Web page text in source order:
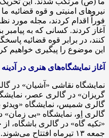
نیروهای امنیتی و قوه قضائیه
فوراً اقدام کردند، مجله مورد
آغاز کردند. کسانی که به پیامبر
کنند، در برابر قوه قضائیه
این موضوع را پیگیری خواهیم
آغاز نمایشگاه‌های هنری در آدینه
نمایشگاه نقاشی «آشیان» در
گریزان» در گالری عصر،
گالری شمیس، نمایشگاه «ویدئو
گالری اِو، نمایشگاه «بی زمان»
«تکیه گاه» در گالری باشگاه،
جمعه ۱۳ تیرماه افتتاح می‌شوند.